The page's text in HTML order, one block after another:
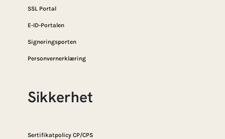
SSL Portal
E-ID-Portalen
Signeringsporten
Personvernerklæring
Sikkerhet
Sertifikatpolicy CP/CPS